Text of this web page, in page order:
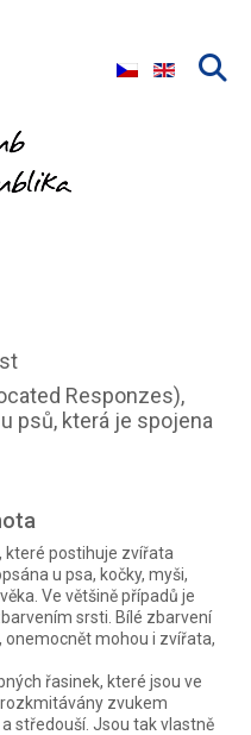
Zvolte jazyk
Responzes),
psů, která je spojena
které postihuje zvířata
u psa, kočky, myši,
Ve většině případů je
srsti. Bílé zbarvení
mohou i zvířata,
řasinek, které jsou ve
zvukem
středouší. Jsou tak vlastně